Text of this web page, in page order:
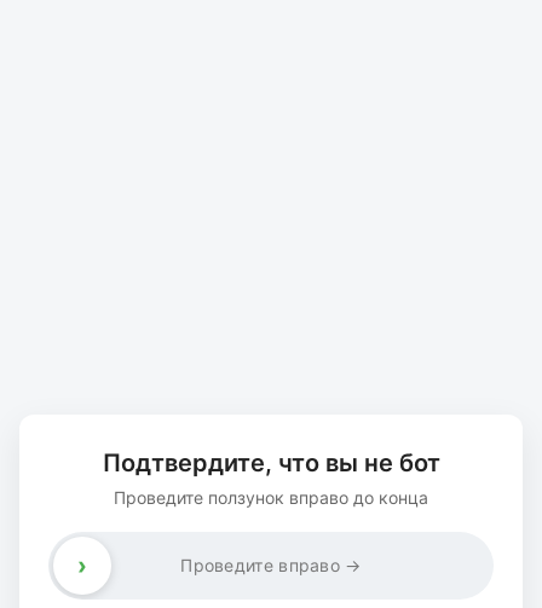
Подтвердите, что вы не бот
Проведите ползунок вправо до конца
Проведите вправо →
›